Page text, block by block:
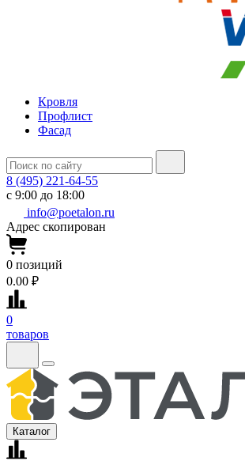
Кровля
Профлист
Фасад
8 (495) 221-64-55
с 9:00 до 18:00
info@poetalon.ru
Адрес скопирован
0 позиций
0.00 ₽
0
товаров
Каталог